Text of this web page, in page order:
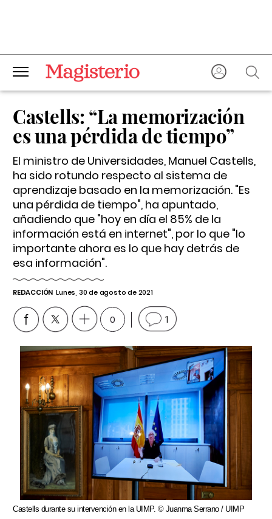
Castells: “La memorización
es una pérdida de tiempo”
El ministro de Universidades, Manuel Castells,
ha sido rotundo respecto al sistema de
aprendizaje basado en la memorización. "Es
una pérdida de tiempo", ha apuntado,
añadiendo que "hoy en día el 85% de la
información está en internet", por lo que "lo
importante ahora es lo que hay detrás de
esa información".
REDACCIÓN Lunes, 30 de agosto de 2021
0 1
Castells durante su intervención en la UIMP. © Juanma Serrano / UIMP